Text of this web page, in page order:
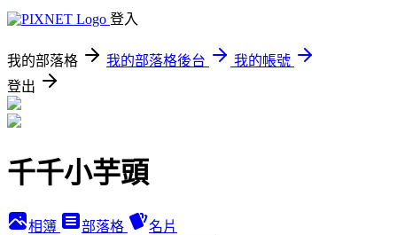
登入
我的部落格 我的部落格後台
我的帳號
登出
千千小芋頭
相簿 部落格 名片